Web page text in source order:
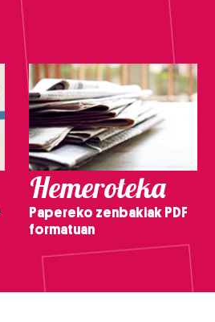
Hemeroteka
Papereko zenbakiak PDF
formatuan